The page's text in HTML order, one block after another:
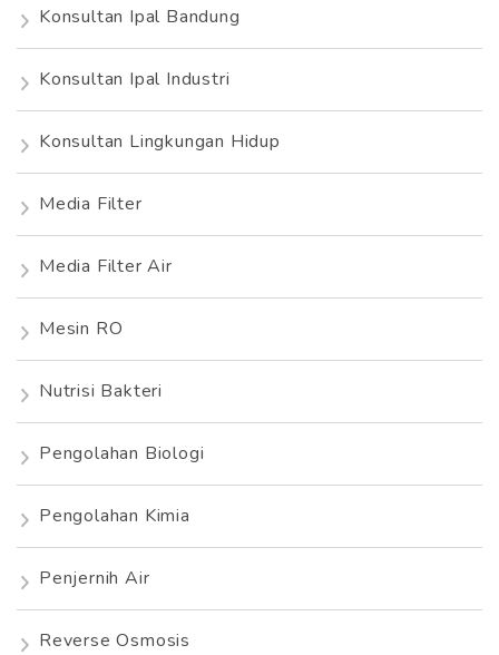
Konsultan Ipal Bandung
Konsultan Ipal Industri
Konsultan Lingkungan Hidup
Media Filter
Media Filter Air
Mesin RO
Nutrisi Bakteri
Pengolahan Biologi
Pengolahan Kimia
Penjernih Air
Reverse Osmosis